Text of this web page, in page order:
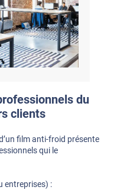
du
clients
film anti-froid présente
qui le
entreprises) :